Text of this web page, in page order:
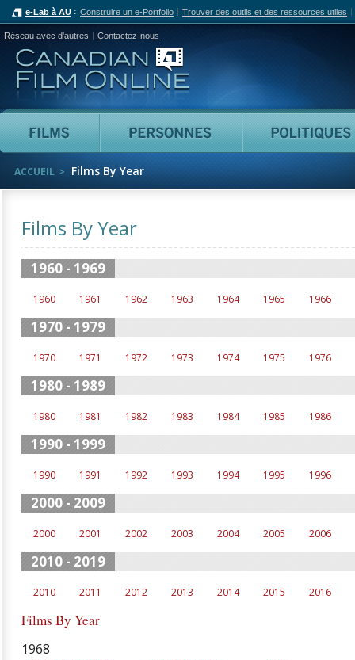
e-Lab à AU Construire un e-Portfolio Trouver des outils et des ressources utiles
Réseau avec d'autres Contactez-nous
Canadian Film Online
Films Personnes
ACCUEIL Films By Year
Films By Year
1960 - 1969
1960 1961 1962 1963 1964 1965 1966
1970 - 1979
1970 1971 1972 1973 1974 1975 1976
1980 - 1989
1980 1981 1982 1983 1984 1985 1986
1990 - 1999
1990 1991 1992 1993 1994 1995 1996
2000 - 2009
2000 2001 2002 2003 2004 2005 2006
2010 - 2019
2010 2011 2012 2013 2014 2015 2016
Films By Year
1968